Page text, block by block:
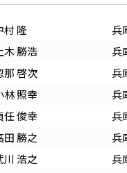
村 隆 兵
木 勝浩
兵
那 啓次
兵
林 照幸
兵
任 俊幸
兵
田 勝之
兵
川 浩之
兵